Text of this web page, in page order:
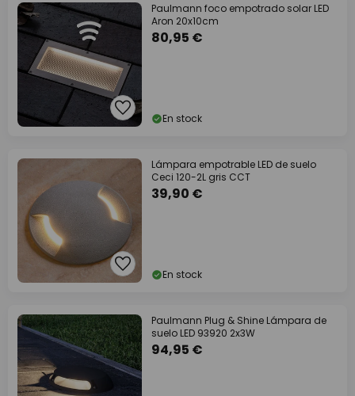
Paulmann foco empotrado solar LED
Aron 20x10cm
80,95 €
En stock
Lámpara empotrable LED de suelo
Ceci 120-2L gris CCT
39,90 €
En stock
Paulmann Plug & Shine Lámpara de
suelo LED 93920 2x3W
94,95 €